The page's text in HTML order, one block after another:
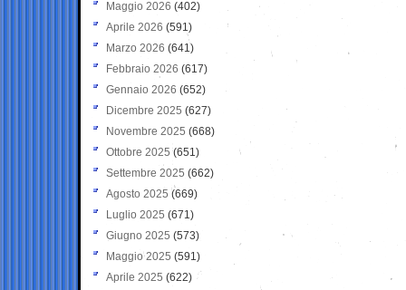
Maggio 2026 (402)
Aprile 2026 (591)
Marzo 2026 (641)
Febbraio 2026 (617)
Gennaio 2026 (652)
Dicembre 2025 (627)
Novembre 2025 (668)
Ottobre 2025 (651)
Settembre 2025 (662)
Agosto 2025 (669)
Luglio 2025 (671)
Giugno 2025 (573)
Maggio 2025 (591)
Aprile 2025 (622)